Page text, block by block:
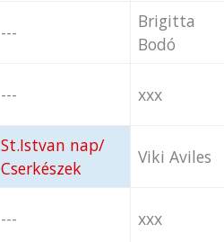
---
Brigitta
Bodó
--- xxx
St.Istvan nap/
Cserkészek
Viki Aviles
--- xxx